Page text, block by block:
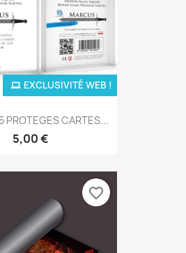
PROTEGES CARTES...
5,00 €
EXCLUSIVITÉ WEB !
favorite_border